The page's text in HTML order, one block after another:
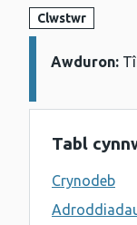
Clwstwr
Manylion:
Awduron:
Tabl
Crynodeb